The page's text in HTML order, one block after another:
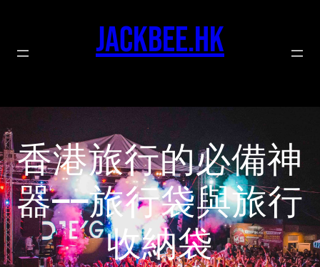
content
jackbee.hk
香港旅行的必備神
器——旅行袋與旅行
收納袋